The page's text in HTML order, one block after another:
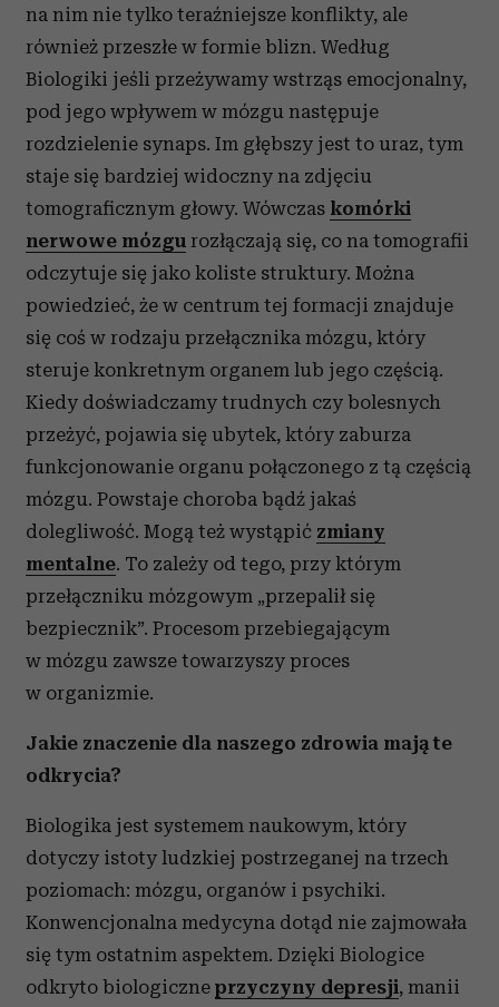
na nim nie tylko teraźniejsze konflikty, ale
również przeszłe w formie blizn. Według
Biologiki jeśli przeżywamy wstrząs emocjonalny,
pod jego wpływem w mózgu następuje
rozdzielenie synaps. Im głębszy jest to uraz, tym
staje się bardziej widoczny na zdjęciu
tomograficznym głowy. Wówczas komórki
nerwowe mózgu rozłączają się, co na tomografii
odczytuje się jako koliste struktury. Można
powiedzieć, że w centrum tej formacji znajduje
się coś w rodzaju przełącznika mózgu, który
steruje konkretnym organem lub jego częścią.
Kiedy doświadczamy trudnych czy bolesnych
przeżyć, pojawia się ubytek, który zaburza
funkcjonowanie organu połączonego z tą częścią
mózgu. Powstaje choroba bądź jakaś
dolegliwość. Mogą też wystąpić zmiany
mentalne. To zależy od tego, przy którym
przełączniku mózgowym „przepalił się
bezpiecznik”. Procesom przebiegającym
w mózgu zawsze towarzyszy proces
w organizmie.
Jakie znaczenie dla naszego zdrowia mają te
odkrycia?
Biologika jest systemem naukowym, który
dotyczy istoty ludzkiej postrzeganej na trzech
poziomach: mózgu, organów i psychiki.
Konwencjonalna medycyna dotąd nie zajmowała
się tym ostatnim aspektem. Dzięki Biologice
odkryto biologiczne przyczyny depresji, manii